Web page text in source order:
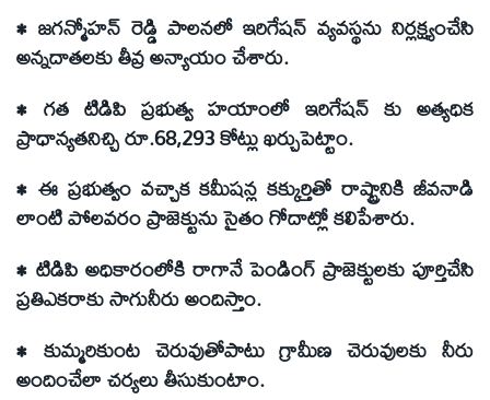
• జగన్మోహన్ రెడ్డి పాలనలో ఇరిగేషన్ వ్యవస్థను నిర్లక్ష్యంచేసి
అన్నదాతలకు తీవ్ర అన్యాయం చేశారు.
• గత టిడిపి ప్రభుత్వ హయాంలో ఇరిగేషన్ కు అత్యధిక
ప్రాధాన్యతనిచ్చి రూ.68,293 కోట్లు ఖర్చుపెట్టాం.
• ఈ ప్రభుత్వం వచ్చాక కమీషన్ల కక్కుర్తితో రాష్ట్రానికి జీవనాడి
లాంటి పోలవరం ప్రాజెక్టును సైతం గోదాట్లో కలిపేశారు.
• టిడిపి అధికారంలోకి రాగానే పెండింగ్ ప్రాజెక్టులకు పూర్తిచేసి
ప్రతిఎకరాకు సాగునీరు అందిస్తాం.
• కుమ్మరికుంట చెరువుతోపాటు గ్రామీణ చెరువులకు నీరు
అందించేలా చర్యలు తీసుకుంటాం.